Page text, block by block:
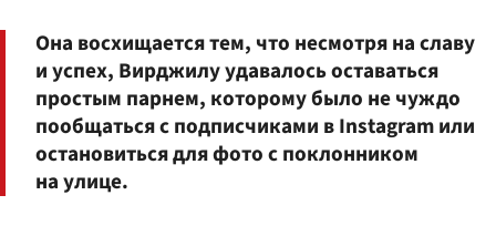
Она восхищается тем, что несмотря на славу
и успех, Вирджилу удавалось оставаться
простым парнем, которому было не чуждо
пообщаться с подписчиками в Instagram или
остановиться для фото с поклонником
на улице.